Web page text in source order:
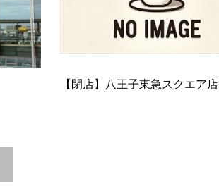
【閉店】八王子東急スクエア店